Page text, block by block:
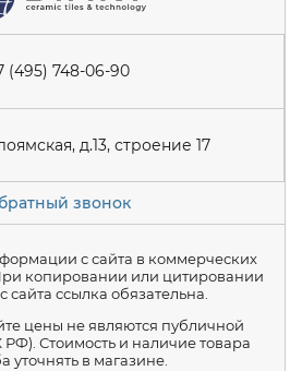
(495) 748-06-90
д.13, строение 17
звонок
с сайта в коммерческих
копировании или цитировании
сайта ссылка обязательна.
цены не являются публичной
РФ). Стоимость и наличие товара
уточнять в магазине.